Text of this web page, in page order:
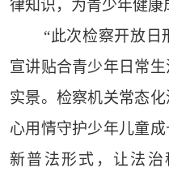
律知识，为青少年健康
“此次检察开放日
宣讲贴合青少年日常
实景。检察机关常态
心用情守护少年儿童
新普法形式，让法